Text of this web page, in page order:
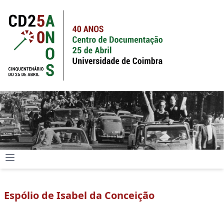
Espólio de Isabel da Conceição